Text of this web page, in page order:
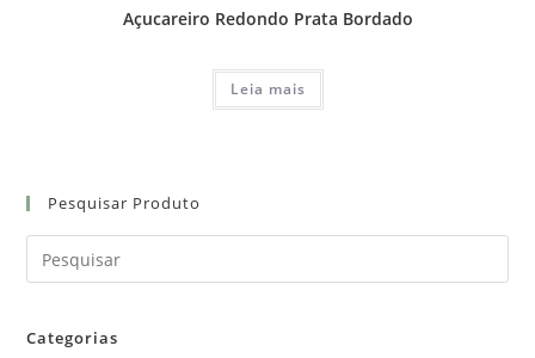
Açucareiro Redondo Prata Bordado
Leia mais
Pesquisar Produto
Categorias